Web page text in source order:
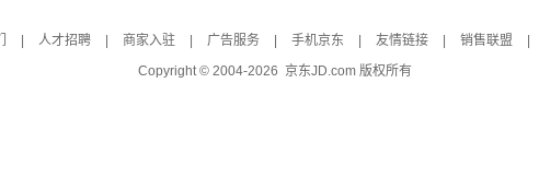
人才招聘 商家入驻 广告服务 手机京东 友情链接 销售联盟
Copyright © 2004-2026 京东JD.com 版权所有